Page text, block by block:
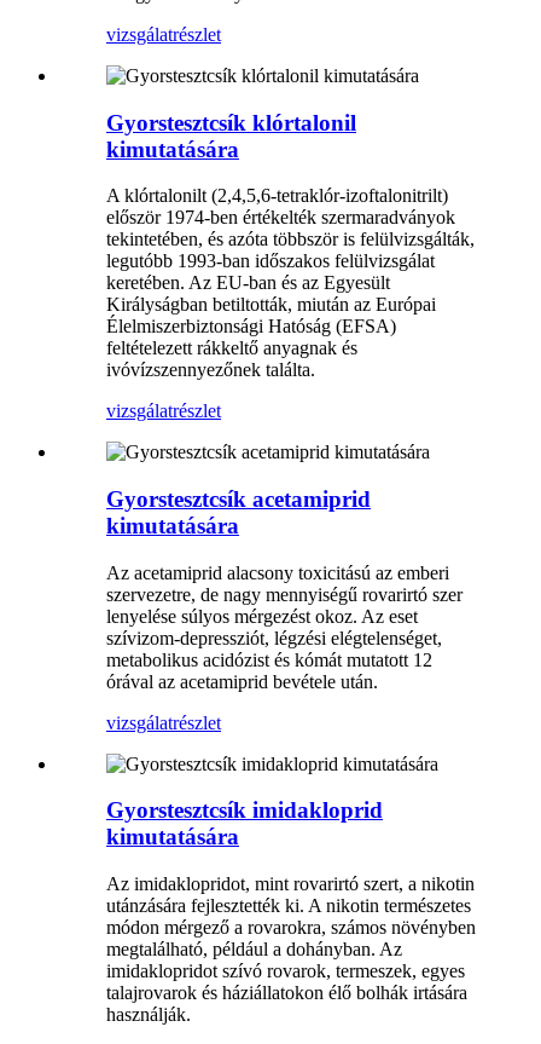
vizsgálatrészlet
Gyorstesztcsík klórtalonil
kimutatására
A klórtalonilt (2,4,5,6-tetraklór-izoftalonitrilt)
először 1974-ben értékelték szermaradványok
tekintetében, és azóta többször is felülvizsgálták,
legutóbb 1993-ban időszakos felülvizsgálat
keretében. Az EU-ban és az Egyesült
Királyságban betiltották, miután az Európai
Élelmiszerbiztonsági Hatóság (EFSA)
feltételezett rákkeltő anyagnak és
ivóvízszennyezőnek találta.
vizsgálatrészlet
Gyorstesztcsík acetamiprid
kimutatására
Az acetamiprid alacsony toxicitású az emberi
szervezetre, de nagy mennyiségű rovarirtó szer
lenyelése súlyos mérgezést okoz. Az eset
szívizom-depressziót, légzési elégtelenséget,
metabolikus acidózist és kómát mutatott 12
órával az acetamiprid bevétele után.
vizsgálatrészlet
Gyorstesztcsík imidakloprid
kimutatására
Az imidaklopridot, mint rovarirtó szert, a nikotin
utánzására fejlesztették ki. A nikotin természetes
módon mérgező a rovarokra, számos növényben
megtalálható, például a dohányban. Az
imidaklopridot szívó rovarok, termeszek, egyes
talajrovarok és háziállatokon élő bolhák irtására
használják.